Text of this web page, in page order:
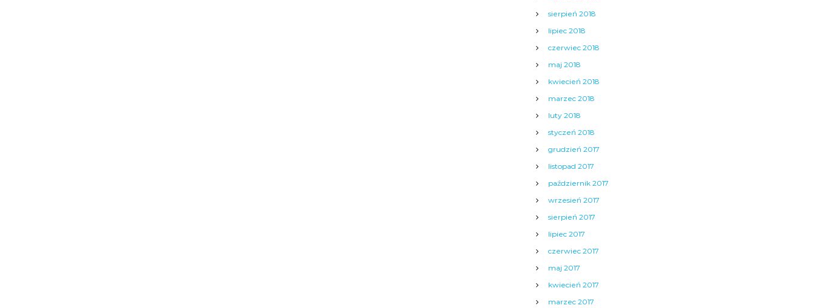
sierpień 2018
lipiec 2018
czerwiec 2018
maj 2018
kwiecień 2018
marzec 2018
luty 2018
styczeń 2018
grudzień 2017
listopad 2017
październik 2017
wrzesień 2017
sierpień 2017
lipiec 2017
czerwiec 2017
maj 2017
kwiecień 2017
marzec 2017